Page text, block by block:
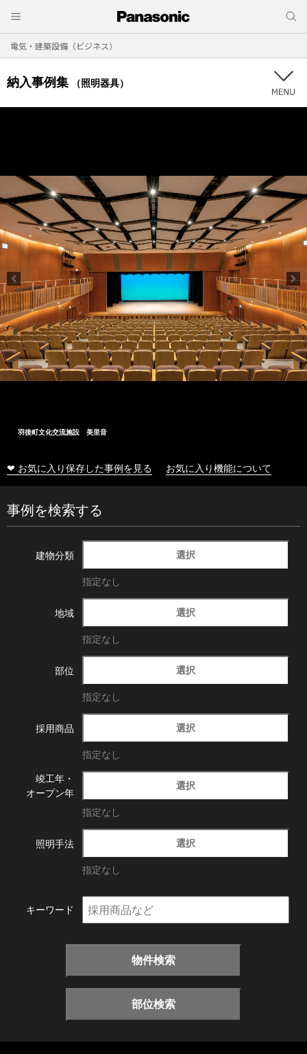
電気・建築設備（ビジネス）
納入事例集 （照明器具）
大船渡市民文化会館
❤ お気に入り保存した事例を見る お気に入り機能について
事例を検索する
建物分類 選択
指定なし
地域 選択
指定なし
部位 選択
指定なし
採用商品 選択
指定なし
竣工年・
オープン年
選択
指定なし
照明手法 選択
指定なし
キーワード
物件検索
部位検索